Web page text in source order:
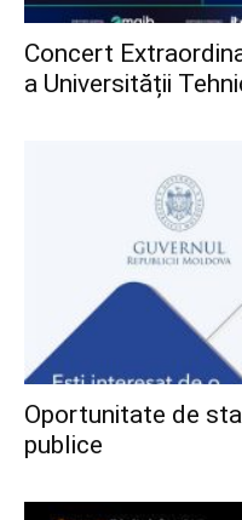
Concert
a Universității
Oportunitate de
publice